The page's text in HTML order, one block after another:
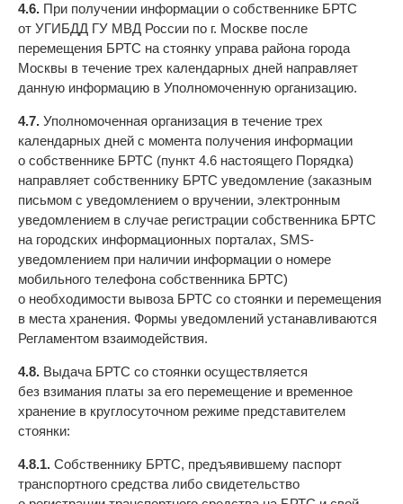
4.6. При получении информации о собственнике БРТС
от УГИБДД ГУ МВД России по г. Москве после
перемещения БРТС на стоянку управа района города
Москвы в течение трех календарных дней направляет
данную информацию в Уполномоченную организацию.
4.7. Уполномоченная организация в течение трех
календарных дней с момента получения информации
о собственнике БРТС (пункт 4.6 настоящего Порядка)
направляет собственнику БРТС уведомление (заказным
письмом с уведомлением о вручении, электронным
уведомлением в случае регистрации собственника БРТС
на городских информационных порталах, SMS-
уведомлением при наличии информации о номере
мобильного телефона собственника БРТС)
о необходимости вывоза БРТС со стоянки и перемещения
в места хранения. Формы уведомлений устанавливаются
Регламентом взаимодействия.
4.8. Выдача БРТС со стоянки осуществляется
без взимания платы за его перемещение и временное
хранение в круглосуточном режиме представителем
стоянки:
4.8.1. Собственнику БРТС, предъявившему паспорт
транспортного средства либо свидетельство